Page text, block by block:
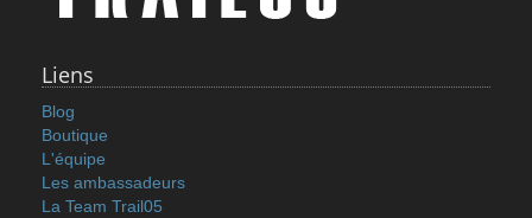
Liens
Blog
Boutique
L'équipe
Les ambassadeurs
La Team Trail05